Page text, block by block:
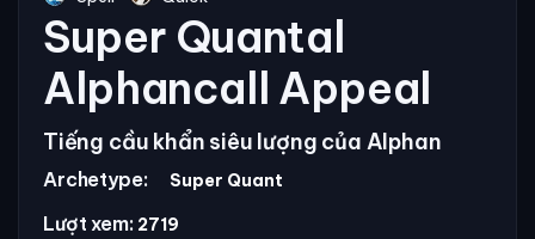
Super Quantal
Alphancall Appeal
Tiếng cầu khẩn siêu lượng của Alphan
Archetype: Super Quant
Lượt xem: 2719